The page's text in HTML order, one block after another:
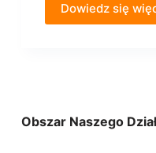
Dowiedz się
Obszar Naszego